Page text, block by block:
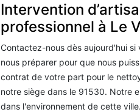
Intervention
professionnel à Le
Contactez-nous dès aujourd'hui
nous préparer pour que nous
contrat de votre part pour le
notre siège dans le 91530. Notre
dans l'environnement de cette